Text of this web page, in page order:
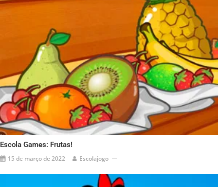
Escola Games: Frutas!
15 de março de 2022 Escolajogo